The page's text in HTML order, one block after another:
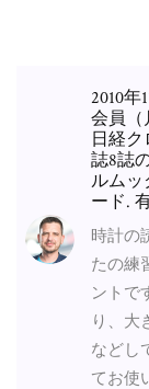
2010
会員（
日経
誌8誌
ルムッ
ード.
時計の
たの練
ントで
り、大
などし
てお使